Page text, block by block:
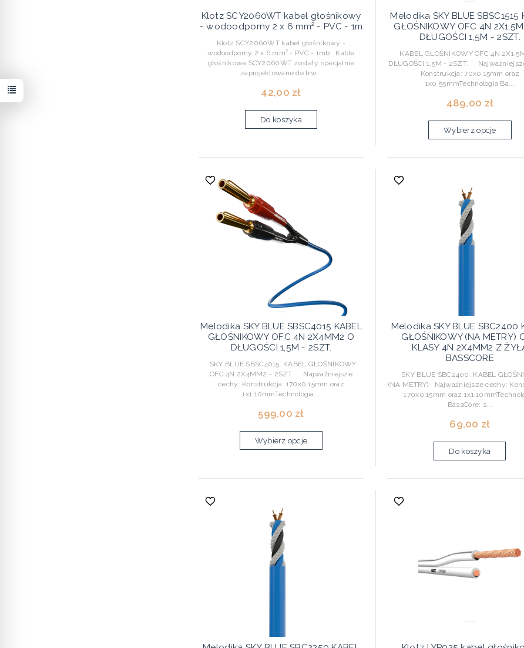
Klotz SCY2060WT kabel głośnikowy
- wodoodporny 2 x 6 mm² - PVC - 1m
Klotz SCY2060WT kabel głośnikowy -
wodoodporny 2 x 6 mm² - PVC - 1mb Kable
głośnikowe SCY2060WT zostały specjalnie
zaprojektowane do trw...
42,00 zł
Do koszyka
Melodika SKY BLUE SBSC1515
GŁOŚNIKOWY OFC 4N
DŁUGOŚCI 1,5M - 2SZT.
KABEL GŁOŚNIKOWY OFC 4N
DŁUGOŚCI 1,5M - 2SZT.
Konstrukcja: 70x0,15mm oraz
1x0,55mmTechnologia Ba...
489,00 zł
Wybierz opcje
Melodika SKY BLUE SBSC4015 KABEL
GŁOŚNIKOWY OFC 4N 2X4MM2 O
DŁUGOŚCI 1,5M - 2SZT.
SKY BLUE SBSC4015. KABEL GŁOŚNIKOWY
OFC 4N 2X4MM2 - 2SZT. Najważniejsze
cechy: Konstrukcja: 170x0,15mm oraz
1x1,10mmTechnologia...
599,00 zł
Wybierz opcje
Melodika SKY BLUE SBC2400
GŁOŚNIKOWY (NA METRY)
KLASY 4N 2X4MM2 Z
BASSCORE
SKY BLUE SBC2400. KABEL
(NA METRY) Najważniejsze cechy:
170x0,15mm oraz
BassCore: s...
69,00 zł
Do koszyka